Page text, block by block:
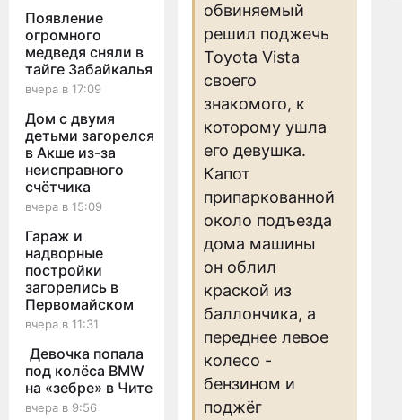
Появление
огромного
медведя сняли в
тайге Забайкалья
вчера в 17:09
Дом с двумя
детьми загорелся
в Акше из-за
неисправного
счётчика
вчера в 15:09
Гараж и
надворные
постройки
загорелись в
Первомайском
вчера в 11:31
Девочка попала
под колёса BMW
на «зебре» в Чите
вчера в 9:56
обвиняемый
решил поджечь
Toyota Vista
своего
знакомого, к
которому ушла
его девушка.
Капот
припаркованной
около подъезда
дома машины
он облил
краской из
баллончика, а
переднее левое
колесо -
бензином и
поджёг